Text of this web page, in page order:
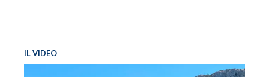
IL VIDEO